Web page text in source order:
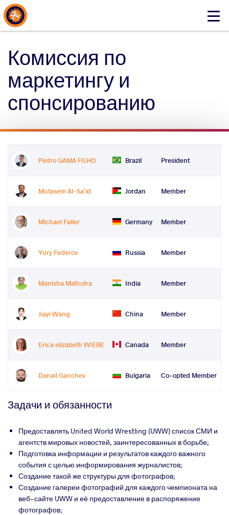
Click
About Events
Комиссия по
маркетингу и
спонсированию
Pedro GAMA FILHO Brazil President
Mutasem Al-Sa'id Jordan Member
Michael Faller Germany Member
Yury Federov Russia Member
Manisha Malhotra India Member
Jiayi Wang China Member
Erica elizabeth WIEBE Canada Member
Danail Ganchev Bulgaria Co-opted Member
Задачи и обязанности
Предоставлять United World Wrestling (UWW) список СМИ и
агентств мировых новостей, заинтересованных в борьбе;
Подготовка информации и результатов каждого важного
события с целью информирования журналистов;
Создание такой же структуры для фотографов;
Создание галереи фотографий для каждого чемпионата на
веб-сайте UWW и её предоставление в распоряжение
фотографов;